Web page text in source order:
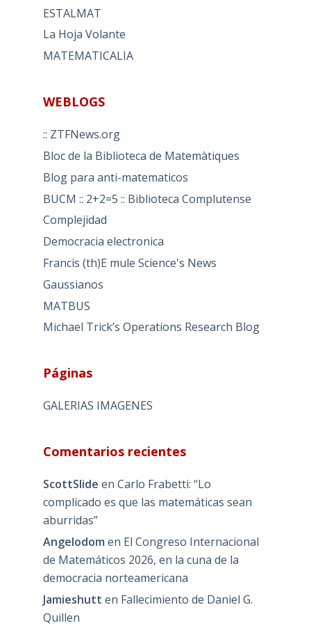
ESTALMAT
La Hoja Volante
MATEMATICALIA
WEBLOGS
:: ZTFNews.org
Bloc de la Biblioteca de Matemàtiques
Blog para anti-matematicos
BUCM :: 2+2=5 :: Biblioteca Complutense
Complejidad
Democracia electronica
Francis (th)E mule Science's News
Gaussianos
MATBUS
Michael Trick’s Operations Research Blog
Páginas
GALERIAS IMAGENES
Comentarios recientes
ScottSlide en Carlo Frabetti: “Lo
complicado es que las matemáticas sean
aburridas”
Angelodom en El Congreso Internacional
de Matemáticos 2026, en la cuna de la
democracia norteamericana
Jamieshutt en Fallecimiento de Daniel G.
Quillen